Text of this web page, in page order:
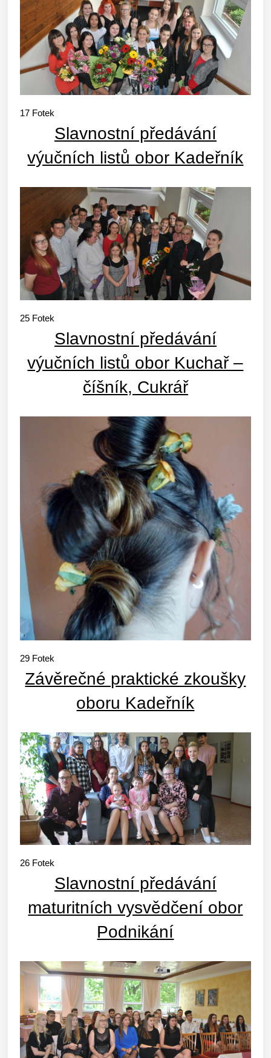
17 Fotek
Slavnostní předávání
výučních listů obor Kadeřník
25 Fotek
Slavnostní předávání
výučních listů obor Kuchař –
číšník, Cukrář
29 Fotek
Závěrečné praktické zkoušky
oboru Kadeřník
26 Fotek
Slavnostní předávání
maturitních vysvědčení obor
Podnikání